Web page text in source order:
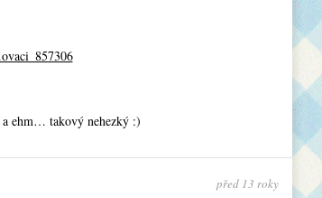
ehm… takový nehezký :)
před 13 roky